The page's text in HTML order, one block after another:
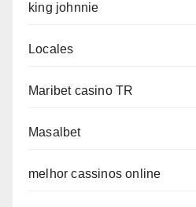
king johnnie
Locales
Maribet casino TR
Masalbet
melhor cassinos online